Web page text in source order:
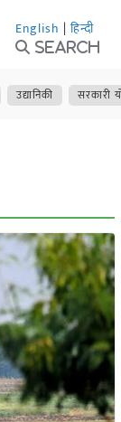
English | हिन्दी
Search
उद्यानिकी सरकारी